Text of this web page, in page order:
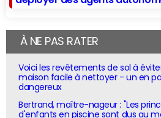
À NE PAS RATER
Voici les revêtements de sol à
maison facile à nettoyer - un en
dangereux
Bertrand, maître-nageur : "Les
d'enfants en piscine sont dus au